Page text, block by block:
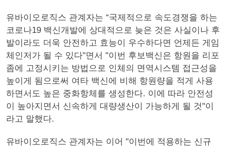
유바이오로직스 관계자는 “국제적으로 속도경쟁을 하는
코로나19 백신개발에 상대적으로 늦은 것은 사실이나 후
발이라도 더욱 안전하고 효능이 우수하다면 언제든 게임
체인저가 될 수 있다"면서 "이번 후보백신은 항원을 리포
좀에 고정시키는 방법으로 인체의 면역시스템 접근성을
높이게 됨으로써 여타 백신에 비해 항원량을 적게 사용
하면서도 높은 중화항체를 생성한다. 이에 따라 안전성
이 높아지면서 신속하게 대량생산이 가능하게 될 것"이
라고 말했다.
유바이오로직스 관계자는 이어 "이번에 적용하는 신규